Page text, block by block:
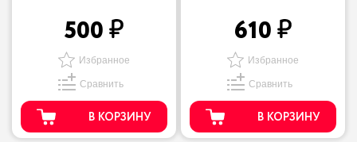
500
Избранное
Сравнить
В КОРЗИНУ
610
Избранное
Сравнить
В КОРЗИНУ